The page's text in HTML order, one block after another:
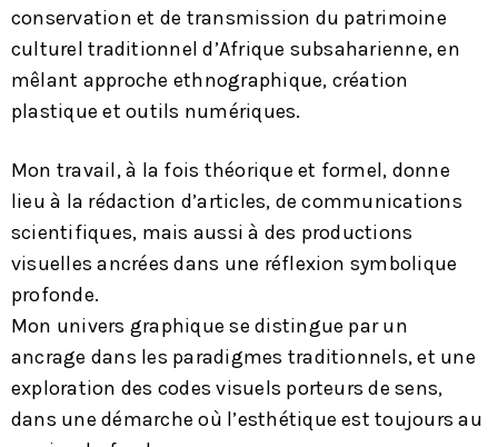
conservation et de transmission du patrimoine
culturel traditionnel d’Afrique subsaharienne, en
mêlant approche ethnographique, création
plastique et outils numériques.
Mon travail, à la fois théorique et formel, donne
lieu à la rédaction d’articles, de communications
scientifiques, mais aussi à des productions
visuelles ancrées dans une réflexion symbolique
profonde.
Mon univers graphique se distingue par un
ancrage dans les paradigmes traditionnels, et une
exploration des codes visuels porteurs de sens,
dans une démarche où l’esthétique est toujours au